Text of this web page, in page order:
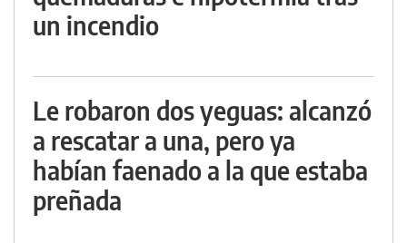
un incendio
Le robaron dos yeguas: alcanzó
a rescatar a una, pero ya
habían faenado a la que estaba
preñada